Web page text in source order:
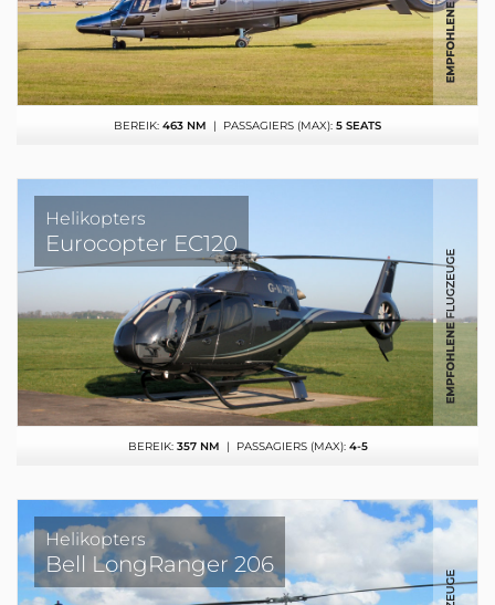
BEREIK: 463 NM | PASSAGIERS (MAX): 5 SEATS
Helikopters
Eurocopter EC120
BEREIK: 357 NM | PASSAGIERS (MAX): 4-5
Helikopters
Bell LongRanger 206